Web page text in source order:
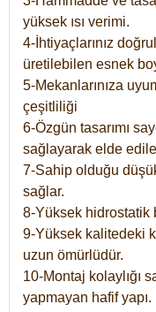
yüksek ısı verimi.
4-İhtiyaçlarınız
üretilebilen esnek
5-Mekanlarınıza
çeşitliliği
6-Özgün tasarımı
sağlayarak elde
7-Sahip olduğu
sağlar.
8-Yüksek hidrostatik
9-Yüksek kalitedeki
uzun ömürlüdür.
10-Montaj kolaylığı
yapmayan hafif yapı.